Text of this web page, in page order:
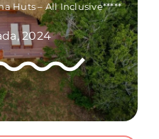
Huts – All Inclusive*****
2024